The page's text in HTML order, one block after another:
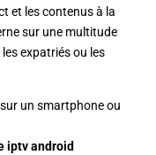
et les contenus à la
sur une multitude
expatriés ou les
un smartphone ou
iptv android